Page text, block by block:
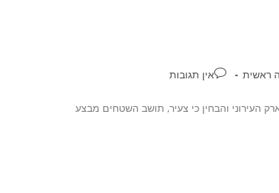
ראשית אין תגובות
והבחין כי צעיר, תושב השטחים מבצע